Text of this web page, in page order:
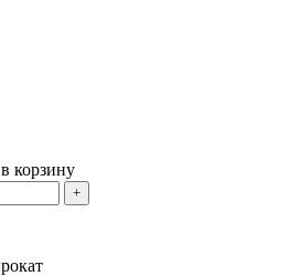
корзину
+